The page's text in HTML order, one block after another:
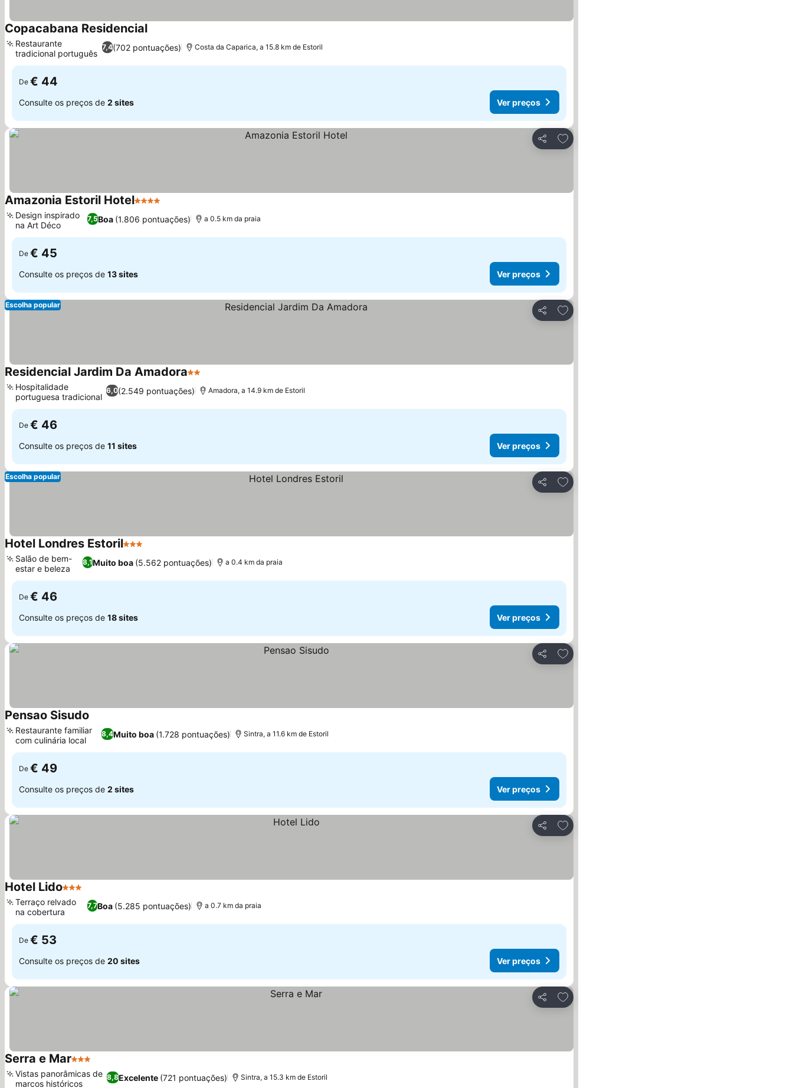
Copacabana Residencial
7,4(702 pontuações)
Restaurante
tradicional português
Costa da Caparica, a 15.8 km de Estoril
De € 44
Consulte os preços de 2 sites Ver preços
Partilhar
Adicionar aos favoritos
Amazonia Estoril Hotel4 Estrelas
7,5Boa (1.806 pontuações)
Design inspirado
na Art Déco
a 0.5 km da praia
De € 45
Consulte os preços de 13 sites Ver preços
Partilhar
Adicionar aos favoritos
Escolha popular
Residencial Jardim Da Amadora2 Estrelas
6,0(2.549 pontuações)
Hospitalidade
portuguesa tradicional
Amadora, a 14.9 km de Estoril
De € 46
Consulte os preços de 11 sites Ver preços
Partilhar
Adicionar aos favoritos
Escolha popular
Hotel Londres Estoril3 Estrelas
8,1Muito boa (5.562 pontuações)
Salão de bem-
estar e beleza
a 0.4 km da praia
De € 46
Consulte os preços de 18 sites Ver preços
Partilhar
Adicionar aos favoritos
Pensao Sisudo
8,4Muito boa (1.728 pontuações)
Restaurante familiar
com culinária local
Sintra, a 11.6 km de Estoril
De € 49
Consulte os preços de 2 sites Ver preços
Partilhar
Adicionar aos favoritos
Hotel Lido3 Estrelas
7,7Boa (5.285 pontuações)
Terraço relvado
na cobertura
a 0.7 km da praia
De € 53
Consulte os preços de 20 sites Ver preços
Partilhar
Adicionar aos favoritos
Serra e Mar3 Estrelas
8,8Excelente (721 pontuações)
Vistas panorâmicas de
marcos históricos
Sintra, a 15.3 km de Estoril